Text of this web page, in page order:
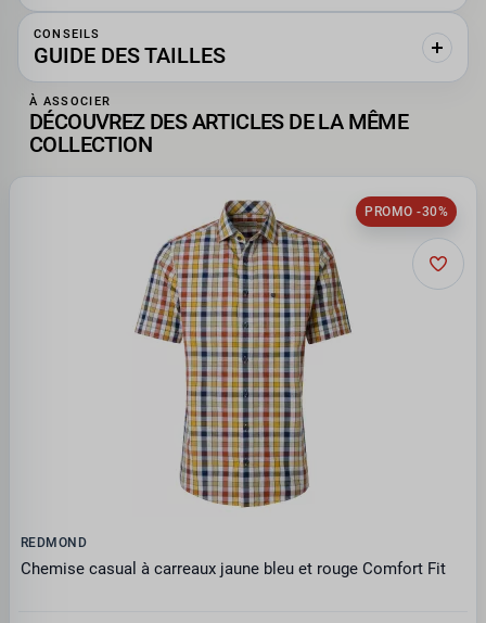
CONSEILS
GUIDE DES TAILLES
À ASSOCIER
DÉCOUVREZ DES ARTICLES DE LA MÊME
COLLECTION
PROMO -30%
REDMOND
Chemise casual à carreaux jaune bleu et rouge Comfort Fit